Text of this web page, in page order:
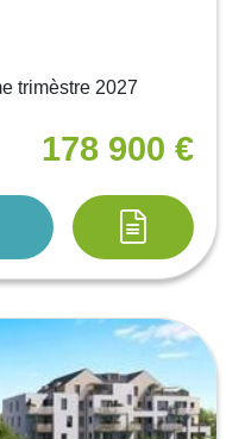
trimèstre 2027
178 900 €